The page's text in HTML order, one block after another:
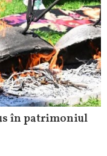
în patrimoniul